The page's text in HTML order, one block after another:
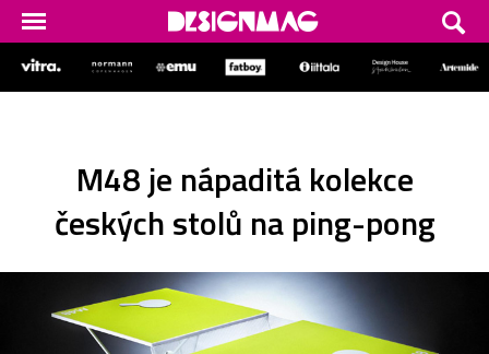
M48 je nápaditá kolekce
českých stolů na ping-pong